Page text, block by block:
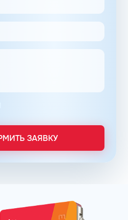
предпринимателей.
ИП значительно упрощают
транспортной логистики.
транспортной логистики
сотрудников, сократить
задач и трудозатрат на их
помогает контроль
в упрощенном
информации в одном месте о
поможет выявить
Использование средств
интересах легко выявить, если
и тщательного контроля
ЗАЯВКУ